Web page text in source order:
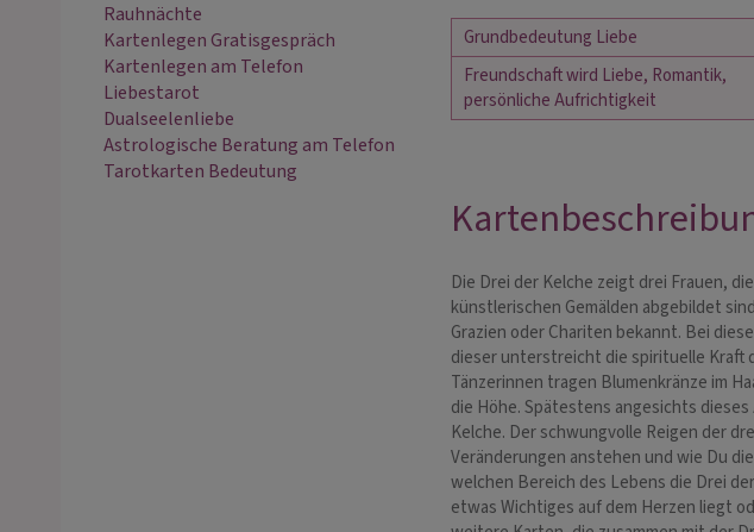
Rauhnächte
Kartenlegen Gratisgespräch
Kartenlegen am Telefon
Liebestarot
Dualseelenliebe
Astrologische Beratung am Telefon
Tarotkarten Bedeutung
Grundbedeutung Liebe
Freundschaft wird Liebe, Romantik,
persönliche Aufrichtigkeit
Die Drei der Kelche zeigt drei Frauen,
künstlerischen Gemälden abgebildet
Grazien oder Chariten bekannt. Bei
dieser unterstreicht die spirituelle Kraft
Tänzerinnen tragen Blumenkränze im
die Höhe. Spätestens angesichts
Kelche. Der schwungvolle Reigen der
Veränderungen anstehen und wie Du
welchen Bereich des Lebens die Drei
etwas Wichtiges auf dem Herzen liegt